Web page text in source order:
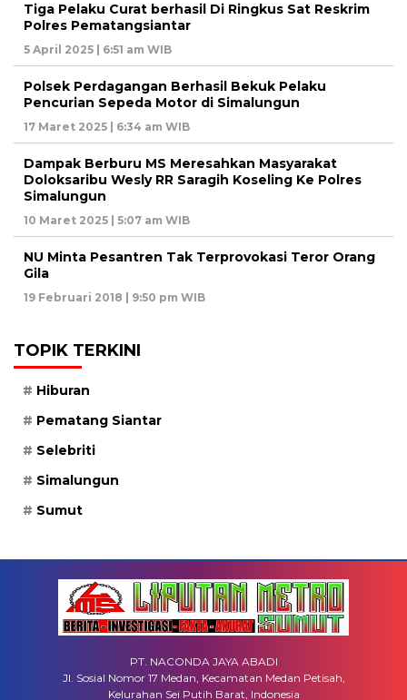
Tiga Pelaku Curat berhasil Di Ringkus Sat Reskrim
Polres Pematangsiantar
5 April 2025 | 6:51 am WIB
Polsek Perdagangan Berhasil Bekuk Pelaku
Pencurian Sepeda Motor di Simalungun
17 Maret 2025 | 6:34 am WIB
Dampak Berburu MS Meresahkan Masyarakat
Doloksaribu Wesly RR Saragih Koseling Ke Polres
Simalungun
10 Maret 2025 | 5:07 am WIB
NU Minta Pesantren Tak Terprovokasi Teror Orang
Gila
19 Februari 2018 | 9:50 pm WIB
TOPIK TERKINI
Hiburan
Pematang Siantar
Selebriti
Simalungun
Sumut
PT. NACONDA JAYA ABADI
Jl. Sosial Nomor 17 Medan, Kecamatan Medan Petisah,
Kelurahan Sei Putih Barat, Indonesia